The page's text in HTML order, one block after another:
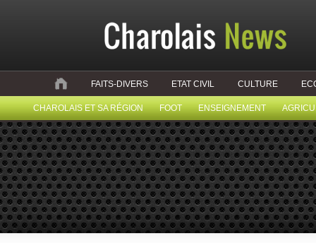
FAITS-DIVERS ETAT CIVIL CULTURE
CHAROLAIS ET SA RÉGION FOOT ENSEIGNEMENT